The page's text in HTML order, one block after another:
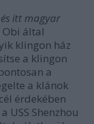
és itt magyar
Obi által
klingon ház
a klingon
a
a klánok
érdekében
USS Shenzhou